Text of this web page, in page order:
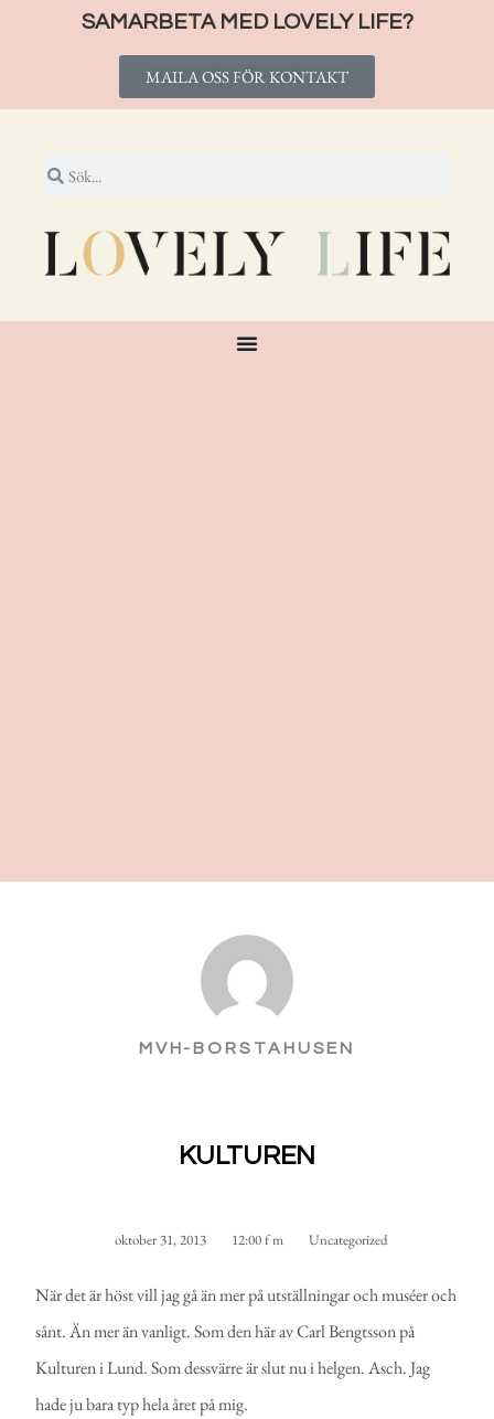
SAMARBETA MED LOVELY LIFE?
MAILA OSS FÖR KONTAKT
MVH-BORSTAHUSEN
KULTUREN
oktober 31, 2013 12:00 f m Uncategorized
När det är höst vill jag gå än mer på utställningar och muséer och
sånt. Än mer än vanligt. Som den här av Carl Bengtsson på
Kulturen i Lund. Som dessvärre är slut nu i helgen. Asch. Jag
hade ju bara typ hela året på mig.